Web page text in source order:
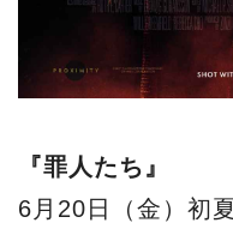
『罪人たち』
6月20日（金）初